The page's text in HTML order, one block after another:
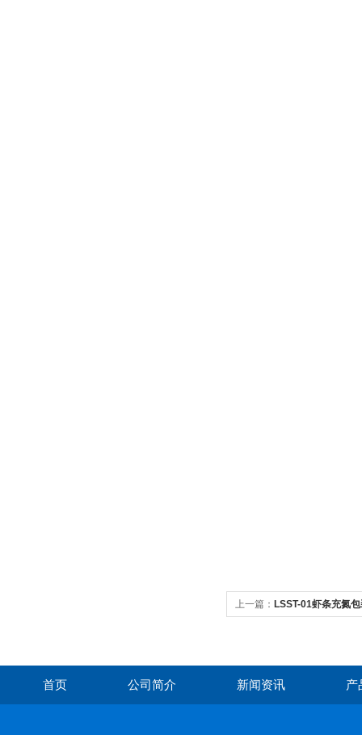
上一篇： LSST-01虾条充氮
首页 公司简介 新闻资讯 产